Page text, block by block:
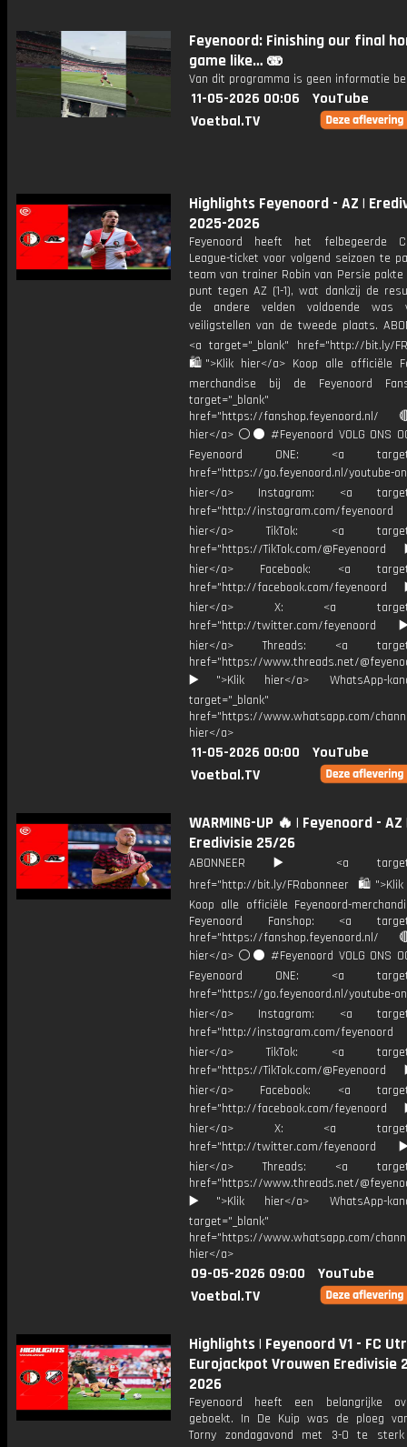
Feyenoord: Finishing our final
game like… 🫨
Van dit programma is geen informatie
11-05-2026 00:06
YouTube
Voetbal.TV
Highlights Feyenoord - AZ |
2025-2026
Feyenoord heeft het felbegeerde
League-ticket voor volgend seizoen te
team van trainer Robin van Persie
punt tegen AZ (1-1), wat dankzij de
de andere velden voldoende was
veiligstellen van de tweede plaats.
<a target="_blank" href="http://bit.ly/
🛍">Klik hier</a> Koop alle officiële
merchandise bij de Feyenoord
target="_blank"
href="https://
hier</a> ⚪️⚫ #Feyenoord VOLG ONS
Feyenoord ONE: <a
href="https://go.feyenoord.nl/youtube-
hier</a> Instagram: <a
href="http://instagram.com/
hier</a> TikTok: <a
href="https://TikTok.com/
hier</a> Facebook: <a
href="http://facebook.com/
hier</a> X: <a
href="http://twitter.com/
hier</a> Threads: <a
href="https://www.threads.net/
▶️">Klik hier</a> WhatsApp-
target="_blank"
href="https://www.whatsapp.com/
hier</a>
11-05-2026 00:00
YouTube
Voetbal.TV
WARMING-UP 🔥 | Feyenoord - AZ
Eredivisie 25/26
ABONNEER ▶️ <a
href="http://bit.ly/FRabonneer
Koop alle officiële Feyenoord-
Feyenoord Fanshop: <a
href="https://
hier</a> ⚪️⚫ #Feyenoord VOLG ONS
Feyenoord ONE: <a
href="https://go.feyenoord.nl/youtube-
hier</a> Instagram: <a
href="http://instagram.com/
hier</a> TikTok: <a
href="https://TikTok.com/
hier</a> Facebook: <a
href="http://facebook.com/
hier</a> X: <a
href="http://twitter.com/
hier</a> Threads: <a
href="https://www.threads.net/
▶️">Klik hier</a> WhatsApp-
target="_blank"
href="https://www.whatsapp.com/
hier</a>
09-05-2026 09:00
YouTube
Voetbal.TV
Highlights | Feyenoord V1 - FC
Eurojackpot Vrouwen Eredivisie
2026
Feyenoord heeft een belangrijke
geboekt. In De Kuip was de ploeg
Torny zondagavond met 3-0 te